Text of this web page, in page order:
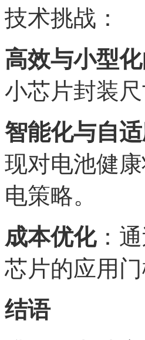
技术挑战：
高效与小型
小芯片封装
智能化与自
现对电池健
电策略。
成本优化：
芯片的应用
结语